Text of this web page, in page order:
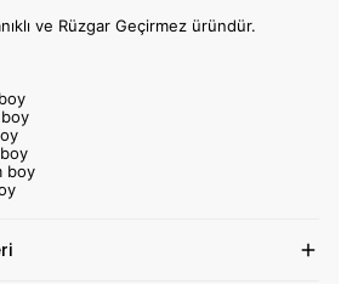
ve Rüzgar Geçirmez üründür.
boy